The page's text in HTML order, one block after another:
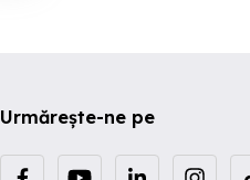
Urmărește-ne pe